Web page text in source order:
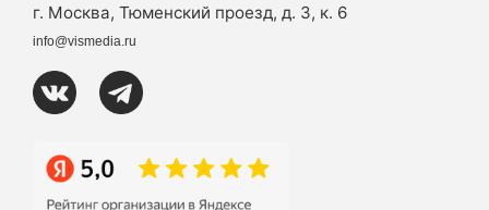
г. Москва, Тюменский проезд, д. 3, к. 6
info@vismedia.ru